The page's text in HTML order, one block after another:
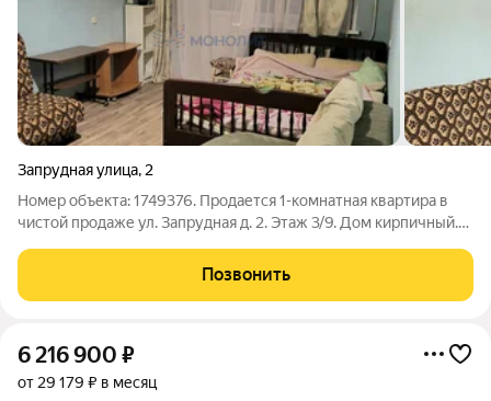
Запрудная улица, 2
Номер объекта: 1749376. Продается 1-комнатная квартира в
чистой продаже ул. Запрудная д. 2. Этаж 3/9. Дом кирпичный.
метр. Кухня 5.5 метра. Просторная прихожая. С/узел
совмещен. Окошки пластиковые
Позвонить
6 216 900 ₽
от 29 179 ₽ в месяц